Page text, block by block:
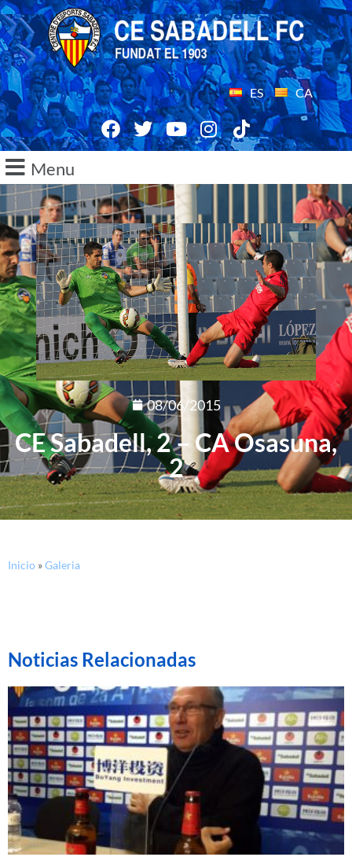
ES CA
Menu
08/06/2015
CE Sabadell, 2 – CA Osasuna,
2
Inicio »Galeria
Noticias Relacionadas